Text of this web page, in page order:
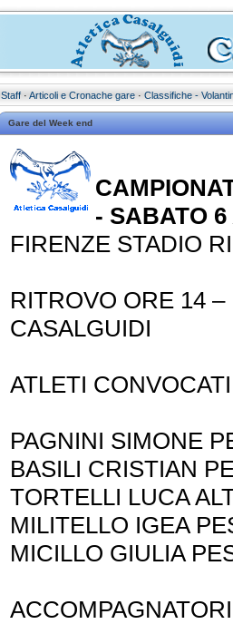
Staff · Articoli e Cronache gare · Classifiche -
Gare del Week end
- SABATO
FIRENZE STADIO
RITROVO ORE 14
CASALGUIDI
ATLETI
PAGNINI SIMONE
BASILI CRISTIAN
TORTELLI LUCA
MILITELLO IGEA
MICILLO GIULIA
ACCOMPAGNATORI